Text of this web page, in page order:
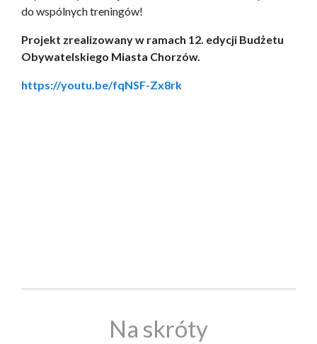
do wspólnych treningów!
Projekt zrealizowany w ramach 12. edycji Budżetu
Obywatelskiego Miasta Chorzów.
https://youtu.be/fqNSF-Zx8rk
Na skróty